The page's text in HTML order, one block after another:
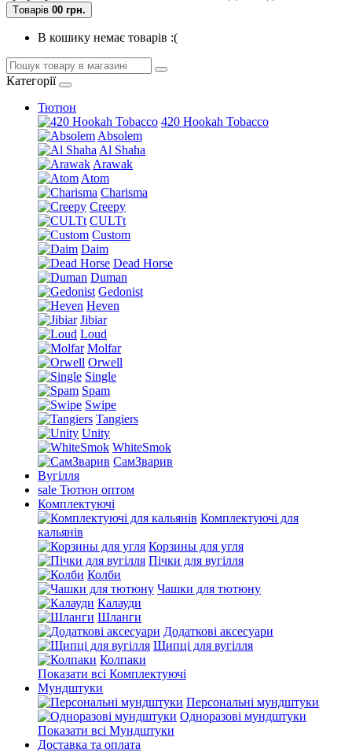
Tоварів 00 грн.
В кошику немає товарів :(
Категорії
Тютюн
420 Hookah Tobacco
Absolem
Al Shaha
Arawak
Atom
Charisma
Creepy
CULTt
Custom
Daim
Dead Horse
Duman
Gedonist
Heven
Jibiar
Loud
Molfar
Orwell
Single
Spam
Swipe
Tangiers
Unity
WhiteSmok
СамЗварив
Вугілля
sale Тютюн оптом
Комплектуючі
Комплектуючі для
кальянів
Корзины для угля
Пічки для вугілля
Колби
Чашки для тютюну
Калауди
Шланги
Додаткові аксесуари
Щипці для вугілля
Колпаки
Показати всі Комплектуючі
Мундштуки
Персональні мундштуки
Одноразові мундштуки
Показати всі Мундштуки
Доставка та оплата